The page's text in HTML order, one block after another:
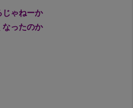
じゃねーか
なったのか